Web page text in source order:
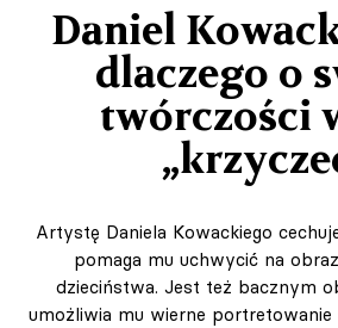
Daniel
dlaczego o
twórczości
Artystę Daniela Kowackiego
pomaga mu uchwycić na
dzieciństwa. Jest też bacznym
umożliwia mu wierne portretowanie